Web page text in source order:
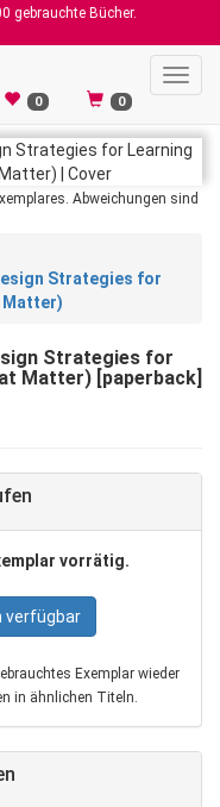
gebrauchte Bücher.
0 0
Abweichungen sind
Strategies for
Matter)
Strategies for
Matter) [paperback]
vorrätig.
verfügbar
Exemplar wieder
in ähnlichen Titeln.